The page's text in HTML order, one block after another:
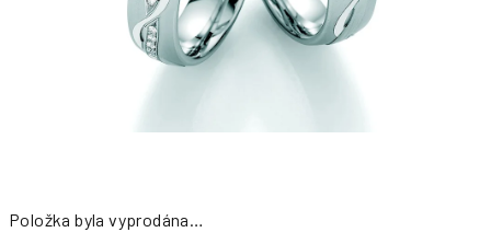
Položka byla vyprodána…